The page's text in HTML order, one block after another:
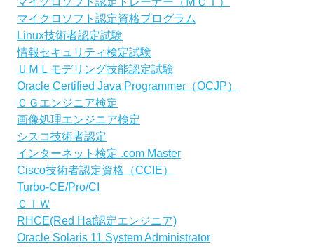
マイクロソフト認定資格プログラム
Linux技術者認定試験
情報セキュリティ検定試験
ＵＭＬモデリング技能認定試験
Oracle Certified Java Programmer（OCJP）
ＣＧエンジニア検定
画像処理エンジニア検定
シスコ技術者認定
インターネット検定 .com Master
Cisco技術者認定資格（CCIE）
Turbo-CE/Pro/CI
ＣＩＷ
RHCE(Red Hat認定エンジニア)
Oracle Solaris 11 System Administrator